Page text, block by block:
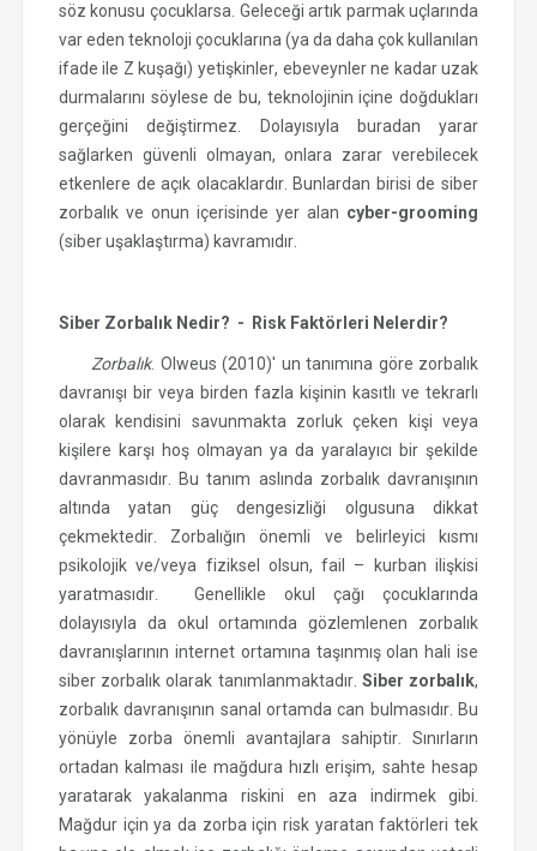
söz konusu çocuklarsa. Geleceği artık parmak uçlarında
var eden teknoloji çocuklarına (ya da daha çok kullanılan
ifade ile Z kuşağı) yetişkinler, ebeveynler ne kadar uzak
durmalarını söylese de bu, teknolojinin içine doğdukları
gerçeğini değiştirmez. Dolayısıyla buradan yarar
sağlarken güvenli olmayan, onlara zarar verebilecek
etkenlere de açık olacaklardır. Bunlardan birisi de siber
zorbalık ve onun içerisinde yer alan cyber-grooming
(siber uşaklaştırma) kavramıdır.
Siber Zorbalık Nedir? - Risk Faktörleri Nelerdir?
Zorbalık. Olweus (2010)' un tanımına göre zorbalık
davranışı bir veya birden fazla kişinin kasıtlı ve tekrarlı
olarak kendisini savunmakta zorluk çeken kişi veya
kişilere karşı hoş olmayan ya da yaralayıcı bir şekilde
davranmasıdır. Bu tanım aslında zorbalık davranışının
altında yatan güç dengesizliği olgusuna dikkat
çekmektedir. Zorbalığın önemli ve belirleyici kısmı
psikolojik ve/veya fiziksel olsun, fail – kurban ilişkisi
yaratmasıdır. Genellikle okul çağı çocuklarında
dolayısıyla da okul ortamında gözlemlenen zorbalık
davranışlarının internet ortamına taşınmış olan hali ise
siber zorbalık olarak tanımlanmaktadır. Siber zorbalık,
zorbalık davranışının sanal ortamda can bulmasıdır. Bu
yönüyle zorba önemli avantajlara sahiptir. Sınırların
ortadan kalması ile mağdura hızlı erişim, sahte hesap
yaratarak yakalanma riskini en aza indirmek gibi.
Mağdur için ya da zorba için risk yaratan faktörleri tek